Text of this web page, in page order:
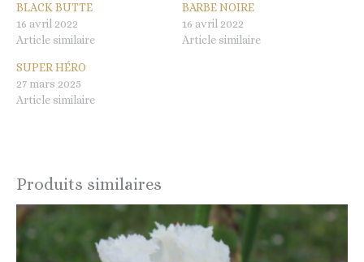
BLACK BUTTE
16 avril 2022
Article similaire
BARBE NOIRE
16 avril 2022
Article similaire
SUPER HÉRO
27 mars 2025
Article similaire
Produits similaires